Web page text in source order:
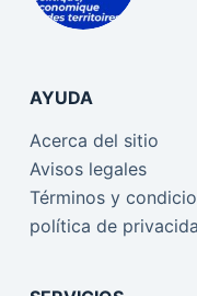
AYUDA
Acerca del sitio
Avisos legales
Términos y
política de